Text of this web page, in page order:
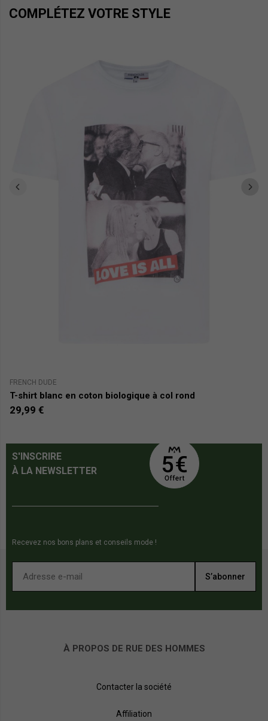
COMPLÉTEZ VOTRE STYLE
FRENCH DUDE
T-shirt blanc en coton biologique à col rond
29,99 €
S'INSCRIRE
À LA NEWSLETTER
Recevez nos bons plans et conseils mode !
S’abonner
À PROPOS DE RUE DES HOMMES
Contacter la société
Affiliation